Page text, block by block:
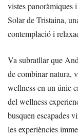
vistes panoràmiques
Solar de Tristaina,
contemplació i
Va subratllar que
de combinar natura,
wellness en un únic
del wellness
busquen escapades
les experiències